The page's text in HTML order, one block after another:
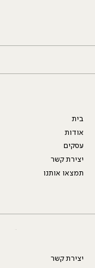
יצירת קשר
בית
אודות
עסקים
יצירת קשר
תמצאו אותנו